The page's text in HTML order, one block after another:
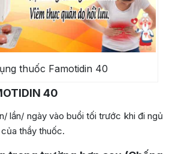
thuốc Famotidin 40
40
lần/ ngày vào buổi tối trước khi đi ngủ
thầy thuốc.